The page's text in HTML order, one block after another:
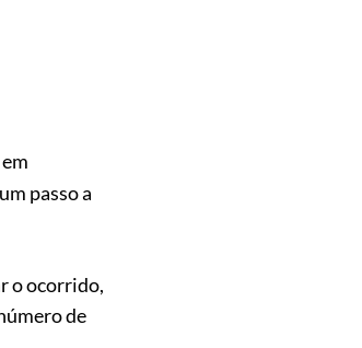
passo a
o ocorrido,
de